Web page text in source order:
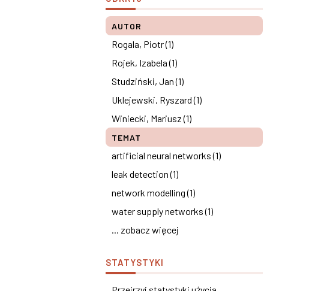
AUTOR
Rogala, Piotr (1)
Rojek, Izabela (1)
Studziński, Jan (1)
Uklejewski, Ryszard (1)
Winiecki, Mariusz (1)
TEMAT
artificial neural networks (1)
leak detection (1)
network modelling (1)
water supply networks (1)
... zobacz więcej
STATYSTYKI